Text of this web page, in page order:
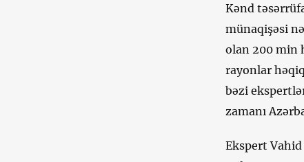
Kənd
münaqişəsi
olan 200 min
rayonlar
bəzi
zamanı
Ekspert